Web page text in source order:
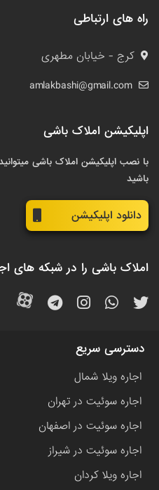
راه های ارتباطی
کرج - خیابان مطهری
amlakbashi@gmail.com
اپلیکیشن املاک باشی
با نصب اپلیکیشن املاک باشی
باشید
دانلود اپلیکیشن
املاک باشی را در شبکه های
دسترسی سریع
اجاره ویلا شمال
اجاره سوئیت در تهران
اجاره سوئیت در اصفهان
اجاره سوئیت در شیراز
اجاره ویلا کردان